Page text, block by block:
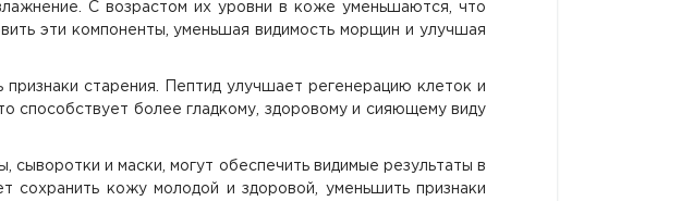
С возрастом их уровни в коже уменьшаются, что
эти компоненты, уменьшая видимость морщин и улучшая
старения. Пептид улучшает регенерацию клеток и
способствует более гладкому, здоровому и сияющему виду
и маски, могут обеспечить видимые результаты в
сохранить кожу молодой и здоровой, уменьшить признаки